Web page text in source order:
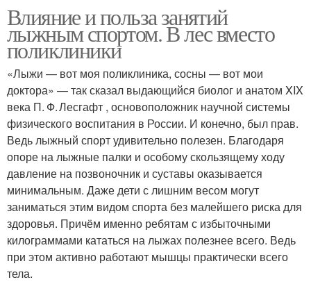
Влияние и польза занятий
лыжным спортом. В лес вместо
поликлиники
«Лыжи — вот моя поликлиника, сосны — вот мои
доктора» — так сказал выдающийся биолог и анатом XIX
века П. Ф. Лесгафт , основоположник научной системы
физического воспитания в России. И конечно, был прав.
Ведь лыжный спорт удивительно полезен. Благодаря
опоре на лыжные палки и особому скользящему ходу
давление на позвоночник и суставы оказывается
минимальным. Даже дети с лишним весом могут
заниматься этим видом спорта без малейшего риска для
здоровья. Причём именно ребятам с избыточными
килограммами кататься на лыжах полезнее всего. Ведь
при этом активно работают мышцы практически всего
тела.